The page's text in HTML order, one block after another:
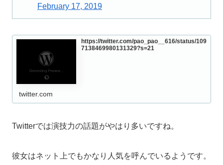
February 17, 2019
https://twitter.com/pao_pao__616/status/109
7138469980131329?s=21
twitter.com
Twitterでは演技力の話題がやはり多いですね。
彼女はネット上でもかなり人気を呼んでいるようです。